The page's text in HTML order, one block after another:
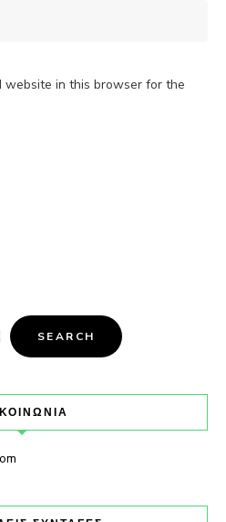
website in this browser for the
SEARCH